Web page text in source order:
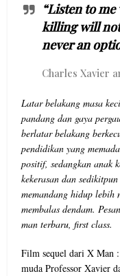
“Listen to
killing will
never an
Charles Xavier
Latar belakang masa
pandang dan gaya
berlatar belakang
pendidikan yang
positif, sedangkan anak
kekerasan dan
memandang hidup lebih
membalas dendam.
man terbaru, first class.
Film sequel dari X Man
muda Professor Xavier